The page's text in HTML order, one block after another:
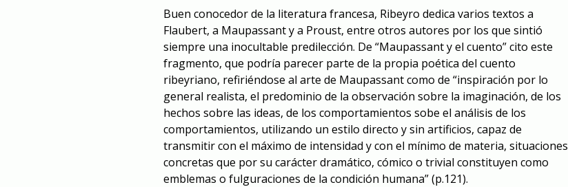
Buen conocedor de la literatura francesa, Ribeyro dedica varios textos a
Flaubert, a Maupassant y a Proust, entre otros autores por los que sintió
siempre una inocultable predilección. De “Maupassant y el cuento” cito este
fragmento, que podría parecer parte de la propia poética del cuento
ribeyriano, refiriéndose al arte de Maupassant como de “inspiración por lo
general realista, el predominio de la observación sobre la imaginación, de los
hechos sobre las ideas, de los comportamientos sobe el análisis de los
comportamientos, utilizando un estilo directo y sin artificios, capaz de
transmitir con el máximo de intensidad y con el mínimo de materia, situaciones
concretas que por su carácter dramático, cómico o trivial constituyen como
emblemas o fulguraciones de la condición humana” (p.121).